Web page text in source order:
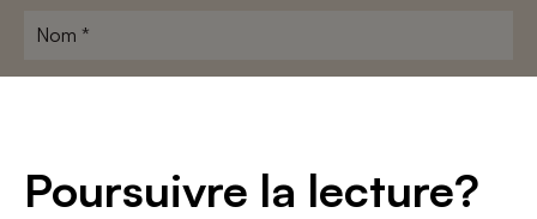
Poursuivre la lecture?
Nom
J'accepte les termes et conditions etla politique de confidentialité